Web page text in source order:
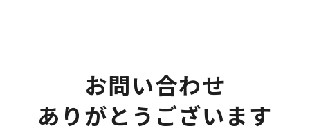
お問い合わせ
ありがとうございます